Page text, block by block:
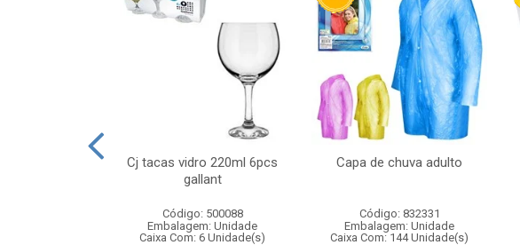
Cj tacas vidro 220ml 6pcs
gallant
Código: 500088
Embalagem: Unidade
Caixa Com: 6 Unidade(s)
Capa de chuva adulto
Código: 832331
Embalagem: Unidade
Caixa Com: 144 Unidade(s)